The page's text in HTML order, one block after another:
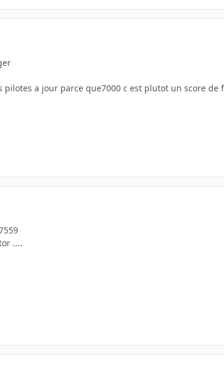
a jour parce que7000 c est plutot un score de
....